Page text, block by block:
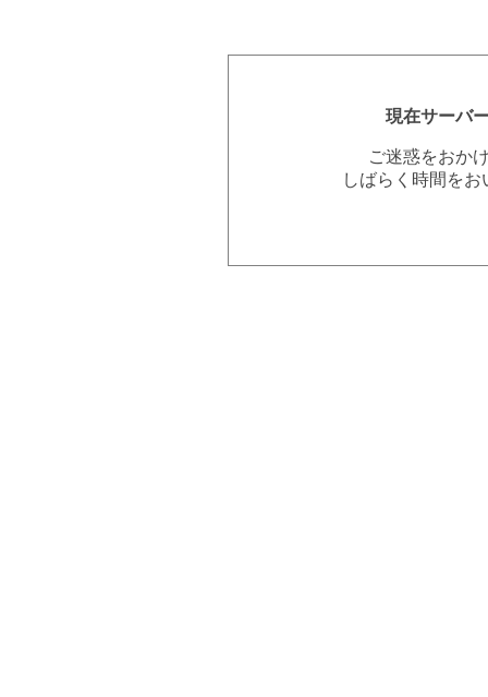
現在サーバ
ご迷惑をおか
しばらく時間を